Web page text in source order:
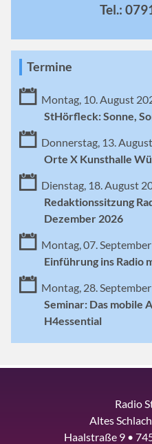
Tel.:
Termine
Montag, 10. August
StHörfleck: Sonne,
Donnerstag, 13.
Orte X Kunsthalle
Dienstag, 18. August
Redaktionssitzung
Dezember 2026
Montag, 07.
Einführung ins Radio
Montag, 28.
Seminar: Das mobile
H4essential
Radio
Altes
Haalstraße 9 •